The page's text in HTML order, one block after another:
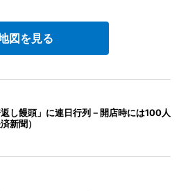
図を見る
し饅頭」に連日行列－開店時には100人
新聞）